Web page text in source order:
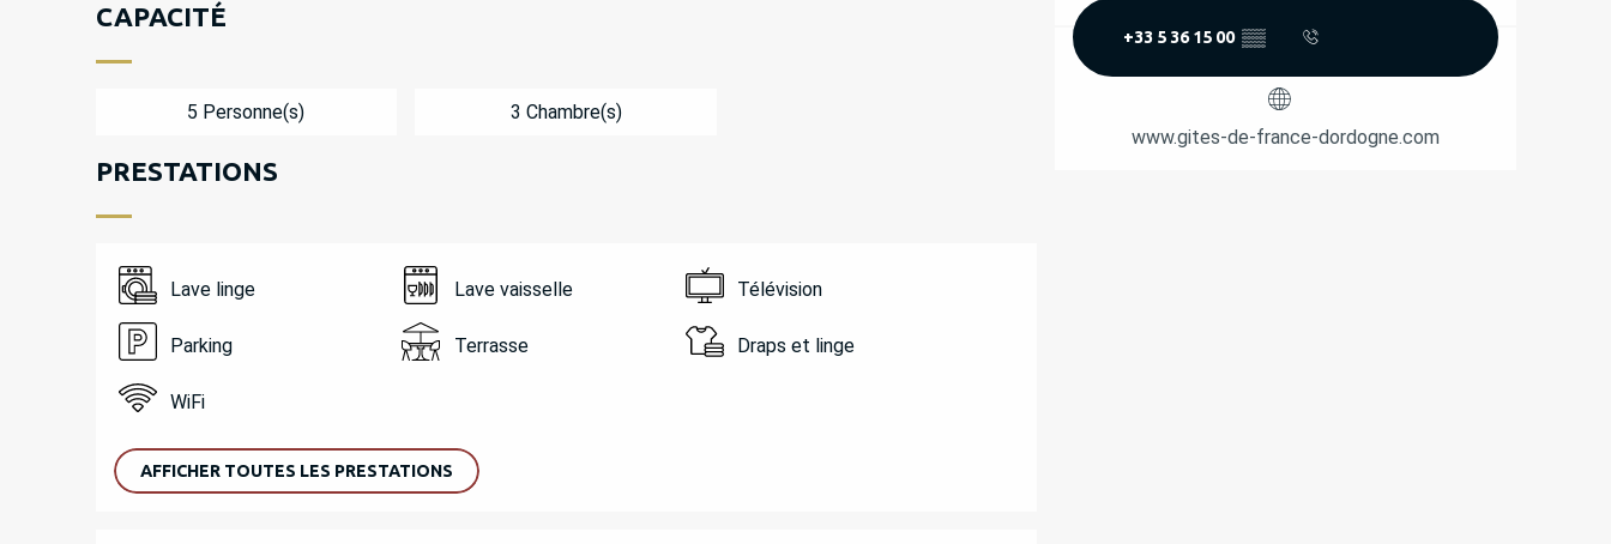
+33 5 36 15 00 ▒▒
www.gites-de-france-dordogne.com
CAPACITÉ
5 Personne(s) 3 Chambre(s)
PRESTATIONS
Lave linge Lave vaisselle Télévision
Parking Terrasse Draps et linge
WiFi
AFFICHER TOUTES LES PRESTATIONS